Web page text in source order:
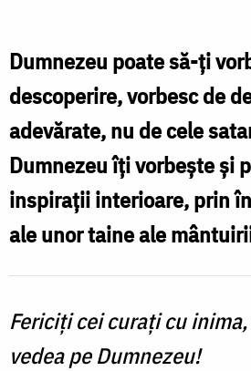
inima,
Îl
putem
Dumnezeu
/
Foto:
Bogdan
Zamfirescu
Dumnezeu poate să-ți
descoperire, vorbesc de
adevărate, nu de cele
Dumnezeu îți vorbește și
inspirații interioare, prin
ale unor taine ale
Fericiți cei curați cu
vedea pe Dumnezeu!